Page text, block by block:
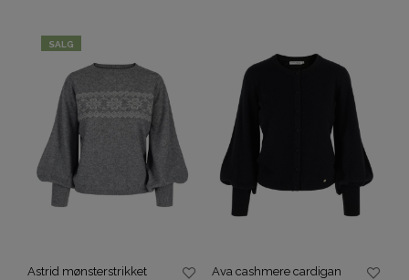
SALG
Astrid mønsterstrikket
Ava cashmere cardigan